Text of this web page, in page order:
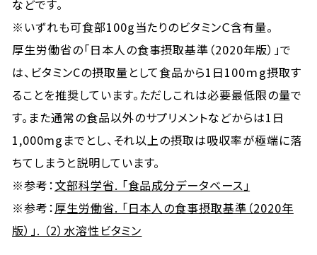
などです。
※いずれも可食部100g当たりのビタミンＣ含有量。
厚生労働省の「日本人の食事摂取基準（2020年版）」で
は、ビタミンCの摂取量として食品から1日100ｍg摂取す
ることを推奨しています。ただしこれは必要最低限の量で
す。また通常の食品以外のサプリメントなどからは1日
1,000mgまでとし、それ以上の摂取は吸収率が極端に落
ちてしまうと説明しています。
※参考：文部科学省. 「食品成分データベース」
※参考：厚生労働省. 「日本人の食事摂取基準（2020年
版）」. （2）水溶性ビタミン